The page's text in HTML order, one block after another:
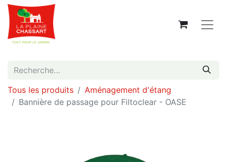
Tous les produits
Aménagement d'étang
Bannière de passage pour Filtoclear - OASE